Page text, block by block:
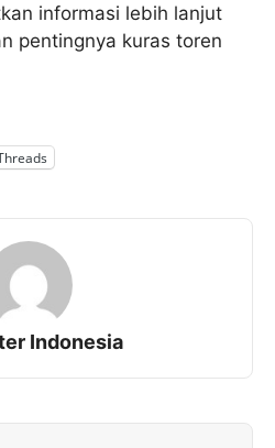
informasi lebih lanjut
pentingnya kuras toren
Indonesia